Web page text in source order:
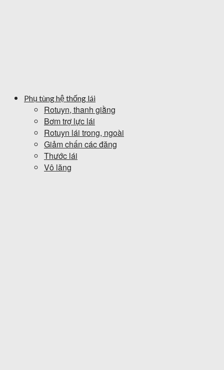
Phụ tùng hệ thống lái
Rotuyn, thanh giằng
Bơm trợ lực lái
Rotuyn lái trong, ngoài
Giảm chấn các đăng
Thước lái
Vô lăng